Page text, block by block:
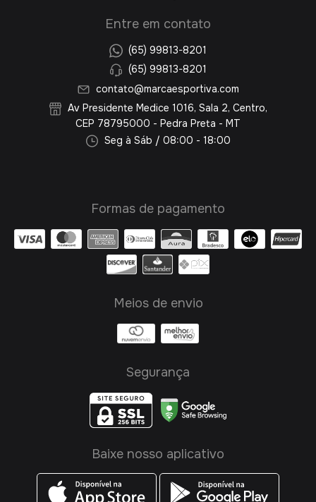
Entre em contato
(65) 99813-8201
(65) 99813-8201
contato@marcaesportiva.com
Av Presidente Medice 1016, Sala 2, Centro,
CEP 78795000 - Pedra Preta - MT
Seg à Sáb / 08:00 - 18:00
Formas de pagamento
Meios de envio
Segurança
Baixe nosso aplicativo